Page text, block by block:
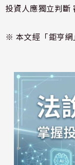
投資人應獨立判斷
※ 本文經「鉅亨